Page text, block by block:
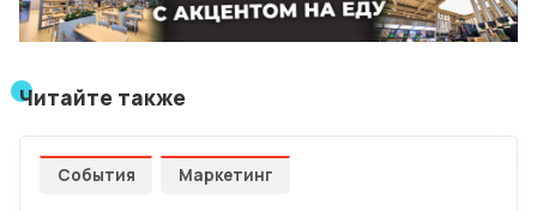
Читайте также
События Маркетинг